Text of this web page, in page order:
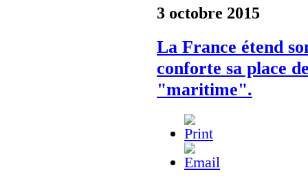
3 octobre 2015
La France étend
conforte sa place
"maritime".